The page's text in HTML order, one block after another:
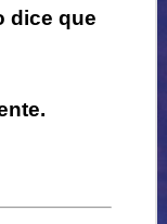
dice que
.